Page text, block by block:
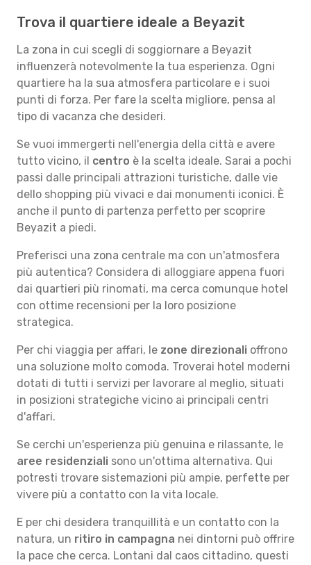
Trova il quartiere ideale a Beyazit
La zona in cui scegli di soggiornare a Beyazit
influenzerà notevolmente la tua esperienza. Ogni
quartiere ha la sua atmosfera particolare e i suoi
punti di forza. Per fare la scelta migliore, pensa al
tipo di vacanza che desideri.
Se vuoi immergerti nell'energia della città e avere
tutto vicino, il centro è la scelta ideale. Sarai a pochi
passi dalle principali attrazioni turistiche, dalle vie
dello shopping più vivaci e dai monumenti iconici. È
anche il punto di partenza perfetto per scoprire
Beyazit a piedi.
Preferisci una zona centrale ma con un'atmosfera
più autentica? Considera di alloggiare appena fuori
dai quartieri più rinomati, ma cerca comunque hotel
con ottime recensioni per la loro posizione
strategica.
Per chi viaggia per affari, le zone direzionali offrono
una soluzione molto comoda. Troverai hotel moderni
dotati di tutti i servizi per lavorare al meglio, situati
in posizioni strategiche vicino ai principali centri
d'affari.
Se cerchi un'esperienza più genuina e rilassante, le
aree residenziali sono un'ottima alternativa. Qui
potresti trovare sistemazioni più ampie, perfette per
vivere più a contatto con la vita locale.
E per chi desidera tranquillità e un contatto con la
natura, un ritiro in campagna nei dintorni può offrire
la pace che cerca. Lontani dal caos cittadino, questi